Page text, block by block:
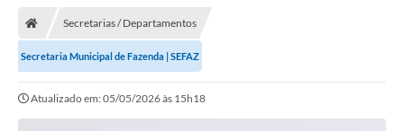
Ouvidoria
Secretarias / Departamentos
Secretaria Municipal de Fazenda | SEFAZ
Atualizado em: 05/05/2026 às 15h18